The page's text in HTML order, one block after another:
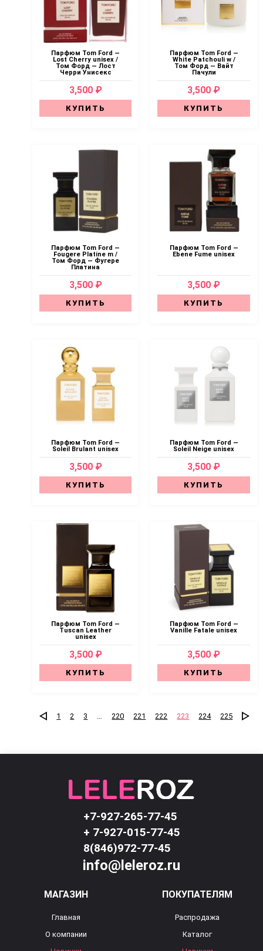
Парфюм Tom Ford —
Lost Cherry unisex /
Том Форд — Лост
Черри Унисекс
3,500 ₽
КУПИТЬ
Парфюм Tom Ford —
White Patchouli w /
Том Форд — Вайт
Пачули
3,500 ₽
КУПИТЬ
Парфюм Tom Ford —
Fougere Platine m /
Том Форд — Фугере
Платина
3,500 ₽
КУПИТЬ
Парфюм Tom Ford —
Ebene Fume unisex
3,500 ₽
КУПИТЬ
Парфюм Tom Ford —
Soleil Brulant unisex
3,500 ₽
КУПИТЬ
Парфюм Tom Ford —
Soleil Neige unisex
3,500 ₽
КУПИТЬ
Парфюм Tom Ford —
Tuscan Leather
unisex
3,500 ₽
КУПИТЬ
Парфюм Tom Ford —
Vanille Fatale unisex
3,500 ₽
КУПИТЬ
1 2 3 … 220 221 222 223 224 225
+7-927-265-77-45
+ 7-927-015-77-45
8(846)972-77-45
info@leleroz.ru
МАГАЗИН
Главная
О компании
ПОКУПАТЕЛЯМ
Распродажа
Каталог